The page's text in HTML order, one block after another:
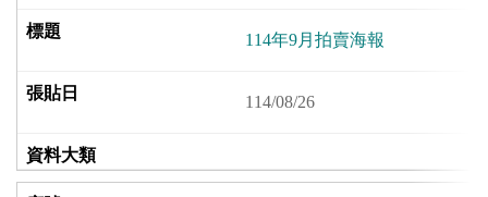
114年9月拍賣海報
114/08/26